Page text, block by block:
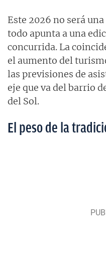
Este 2026 no será
todo apunta a una
concurrida. La
el aumento del
las previsiones de
eje que va del barrio
del Sol.
El peso de la